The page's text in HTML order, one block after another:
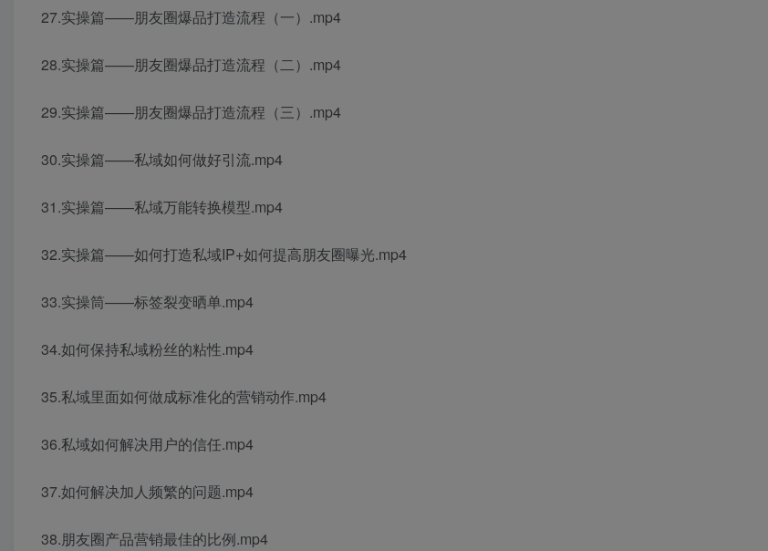
27.实操篇——朋友圈爆品打造流程（一）.mp4
28.实操篇——朋友圈爆品打造流程（二）.mp4
29.实操篇——朋友圈爆品打造流程（三）.mp4
30.实操篇——私域如何做好引流.mp4
31.实操篇——私域万能转换模型.mp4
32.实操篇——如何打造私域IP+如何提高朋友圈曝光.mp4
33.实操筒——标签裂变晒单.mp4
34.如何保持私域粉丝的粘性.mp4
35.私域里面如何做成标准化的营销动作.mp4
36.私域如何解决用户的信任.mp4
37.如何解决加人频繁的问题.mp4
38.朋友圈产品营销最佳的比例.mp4